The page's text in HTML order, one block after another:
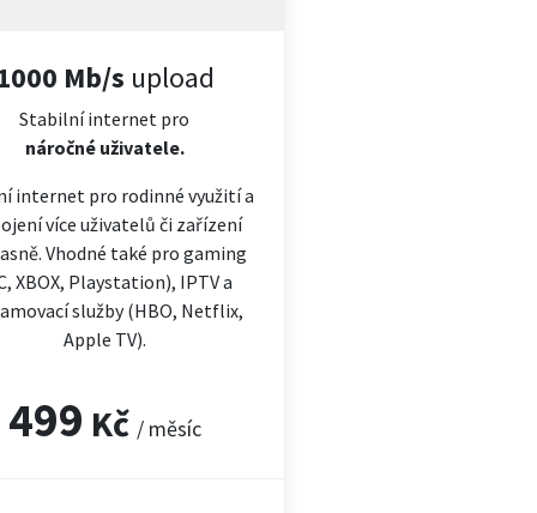
Mb/s upload
Stabilní internet pro
náročnéuživatele.
internet pro rodinné využití a
více uživatelů či zařízení
Vhodné také pro gaming
XBOX, Playstation), IPTV a
služby (HBO, Netflix,
Apple TV).
499 Kč / měsíc